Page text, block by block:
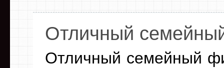
Отличный
Отличный семейный